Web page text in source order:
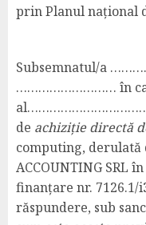
prin Planul național
Subsemnatul/a
……………………… în
de achiziție directă
computing, derulată
ACCOUNTING SRL
finanțare nr. 7126.1/
răspundere, sub